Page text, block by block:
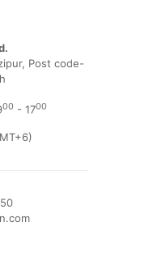
Post code-
00 - 1700